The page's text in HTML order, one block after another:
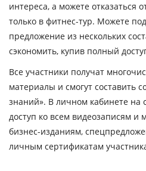
интереса, а можете отказаться
только в фитнес-тур. Можете
предложение из нескольких
сэкономить, купив полный
Все участники получат
материалы и смогут составить
знаний». В личном кабинете на
доступ ко всем видеозаписям и
бизнес-изданиям,
личным сертификатам